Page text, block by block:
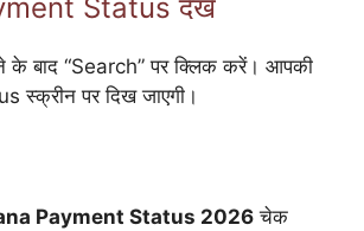
Status देखें
के बाद “Search” पर क्लिक करें। आपकी
स्क्रीन पर दिख जाएगी।
Payment Status 2026 चेक